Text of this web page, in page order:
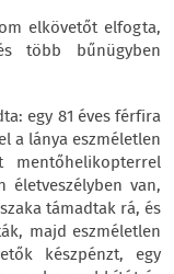
elkövetőt elfogta,
több bűnügyben
egy 81 éves férfira
a lánya eszméletlen
van,
támadtak rá, és
majd eszméletlen
készpénzt, egy